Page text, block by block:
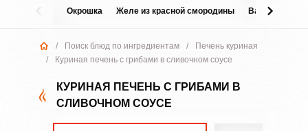
Окрошка Желе из красной смородины Варенье из
/ Поиск блюд по ингредиентам /
Печень куриная
/
Куриная печень с грибами в сливочном соусе
КУРИНАЯ ПЕЧЕНЬ С ГРИБАМИ В
СЛИВОЧНОМ СОУСЕ